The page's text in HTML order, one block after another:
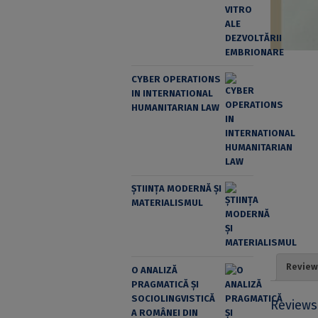
Reviews
CYBER OPERATIONS
IN INTERNATIONAL
HUMANITARIAN LAW
ȘTIINȚA MODERNĂ ȘI
MATERIALISMUL
O ANALIZĂ
PRAGMATICĂ ȘI
SOCIOLINGVISTICĂ
A ROMÂNEI DIN